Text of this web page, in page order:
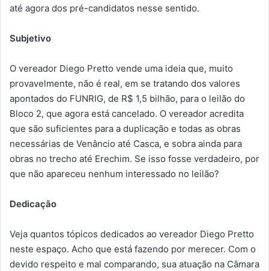
até agora dos pré-candidatos nesse sentido.
Subjetivo
O vereador Diego Pretto vende uma ideia que, muito
provavelmente, não é real, em se tratando dos valores
apontados do FUNRIG, de R$ 1,5 bilhão, para o leilão do
Bloco 2, que agora está cancelado. O vereador acredita
que são suficientes para a duplicação e todas as obras
necessárias de Venâncio até Casca, e sobra ainda para
obras no trecho até Erechim. Se isso fosse verdadeiro, por
que não apareceu nenhum interessado no leilão?
Dedicação
Veja quantos tópicos dedicados ao vereador Diego Pretto
neste espaço. Acho que está fazendo por merecer. Com o
devido respeito e mal comparando, sua atuação na Câmara